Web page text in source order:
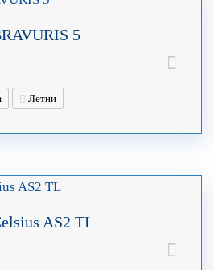
5
Летни
AS2 TL